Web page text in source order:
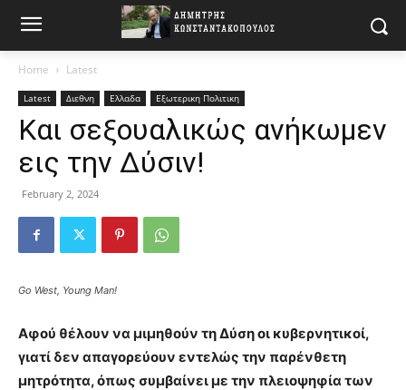
Home Latest
Latest Διεθνη Ελλαδα Εξωτερικη Πολιτικη
Και σεξουαλικώς ανήκωμεν
εις την Δύσιν!
February 2, 2024
Go West, Young Man!
Αφού θέλουν να μιμηθούν τη Δύση οι κυβερνητικοί,
γιατί δεν απαγορεύουν εντελώς την παρένθετη
μητρότητα, όπως συμβαίνει με την πλειοψηφία των